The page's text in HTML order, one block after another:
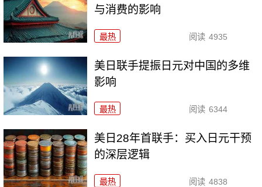
与消费的影响
最热 阅读 4935
美日联手提振日元对中国的多维
影响
最热 阅读 6344
美日28年首联手：买入日元干预
的深层逻辑
最热 阅读 4838